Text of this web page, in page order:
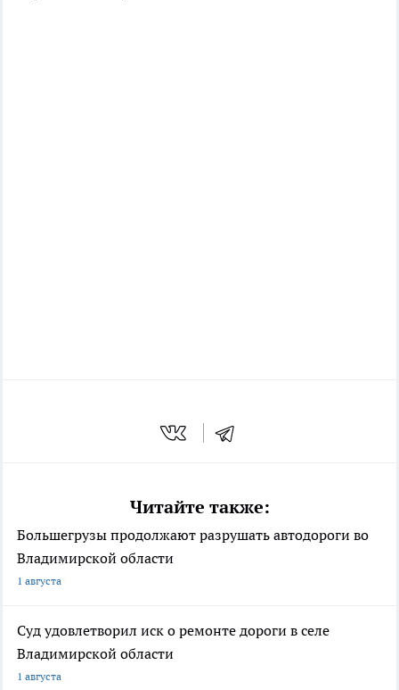
Читайте также:
Большегрузы продолжают разрушать автодороги во
Владимирской области
1 августа
Суд удовлетворил иск о ремонте дороги в селе
Владимирской области
1 августа